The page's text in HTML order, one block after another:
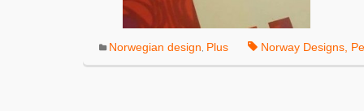
Norwegian design, Plus Norway Designs,